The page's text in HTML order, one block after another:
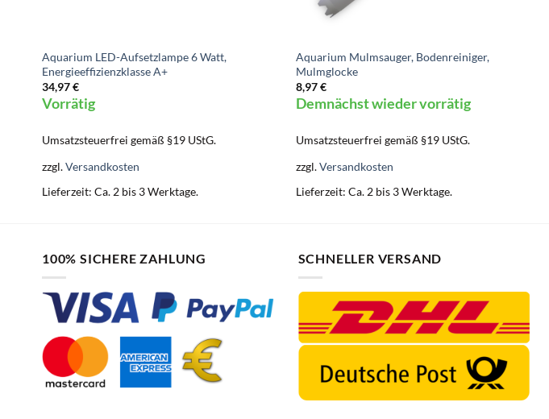
Aquarium LED-Aufsetzlampe 6 Watt,
Energieeffizienzklasse A+
34,97€
Vorrätig
Umsatzsteuerfrei gemäß §19 UStG.
zzgl.Versandkosten
Lieferzeit: Ca. 2 bis 3 Werktage.
Aquarium Mulmsauger, Bodenreiniger,
Mulmglocke
8,97€
Demnächst wieder vorrätig
Umsatzsteuerfrei gemäß §19 UStG.
zzgl.Versandkosten
Lieferzeit: Ca. 2 bis 3 Werktage.
100% SICHERE ZAHLUNG SCHNELLER VERSAND